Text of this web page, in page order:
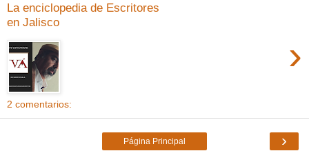
La enciclopedia de Escritores
en Jalisco
›
2 comentarios:
›
Página Principal